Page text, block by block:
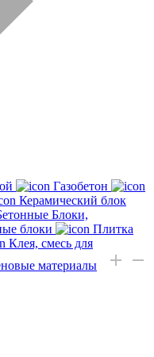
Газобетон
Керамический блок
Блоки,
блоки
Плитка
Клея, смесь для
материалы